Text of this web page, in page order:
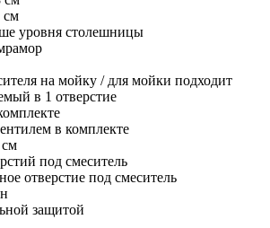
см
уровня столешницы
на мойку / для мойки подходит
в 1 отверстие
в комплекте
см
под смеситель
отверстие под смеситель
защитой